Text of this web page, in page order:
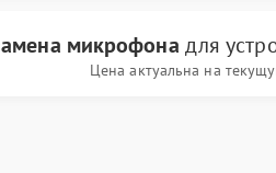
микрофона для
Цена актуальна на